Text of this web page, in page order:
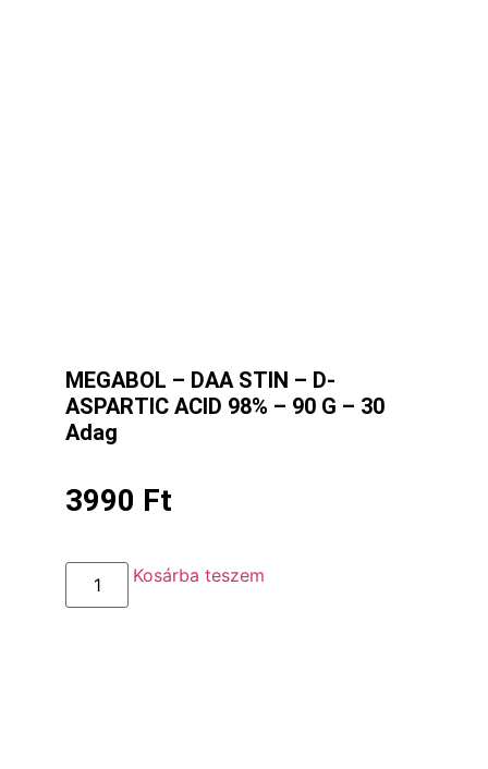
MEGABOL – DAA STIN – D-
ASPARTIC ACID 98% – 90 G – 30
Adag
3990 Ft
Kosárba teszem